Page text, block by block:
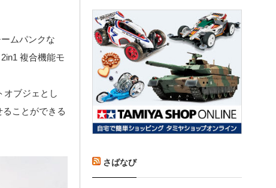
ムパンクな
複合機能モ
オブジェとし
ことができる
さばなび